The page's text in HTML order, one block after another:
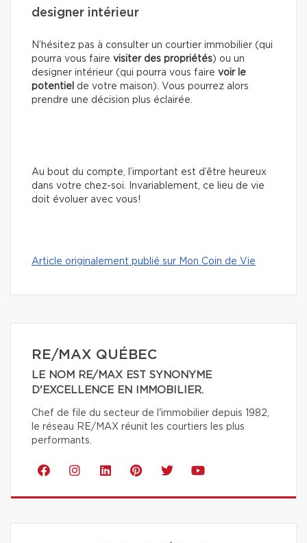
designer intérieur
N’hésitez pas à consulter un courtier immobilier (qui
pourra vous faire visiter des propriétés) ou un
designer intérieur (qui pourra vous faire voir le
potentiel de votre maison). Vous pourrez alors
prendre une décision plus éclairée.
Au bout du compte, l’important est d’être heureux
dans votre chez-soi. Invariablement, ce lieu de vie
doit évoluer avec vous!
Article originalement publié sur Mon Coin de Vie
RE/MAX QUÉBEC
LE NOM RE/MAX EST SYNONYME
D'EXCELLENCE EN IMMOBILIER.
Chef de file du secteur de l'immobilier depuis 1982,
le réseau RE/MAX réunit les courtiers les plus
performants.